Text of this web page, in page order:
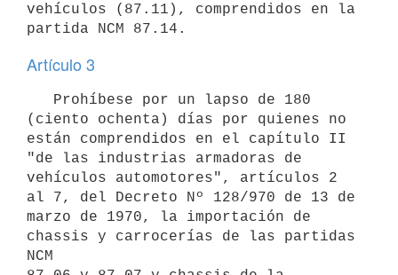
vehículos (87.11), comprendidos en la
Artículo 3
(ciento ochenta) días por quienes no
están comprendidos en el capítulo II
"de las industrias armadoras de
vehículos automotores", artículos 2
al 7, del Decreto Nº 128/970 de 13 de
marzo de 1970, la importación de
chassis y carrocerías de las partidas
NCM